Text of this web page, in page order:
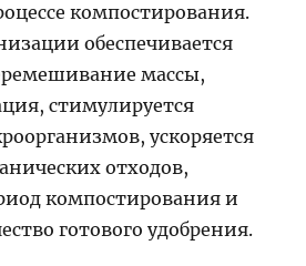
компостирования.
обеспечивается
массы,
стимулируется
ускоряется
отходов,
компостирования и
готового удобрения.